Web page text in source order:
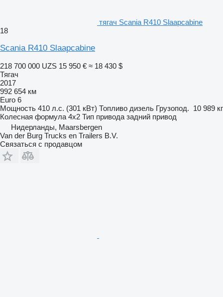
тягач Scania R410 Slaapcabine
18
Scania R410 Slaapcabine
218 700 000 UZS 15 950 € ≈ 18 430 $
Тягач
2017
992 654 км
Euro 6
Мощность 410 л.с. (301 кВт) Топливо дизель Грузопод. 10 989 кг
Колесная формула 4x2 Тип привода задний привод
Нидерланды, Maarsbergen
Van der Burg Trucks en Trailers B.V.
Связаться с продавцом